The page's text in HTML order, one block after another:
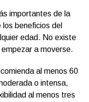
importantes de la
beneficios del
edad. No existe
a moverse.
al menos 60
o intensa,
al menos tres